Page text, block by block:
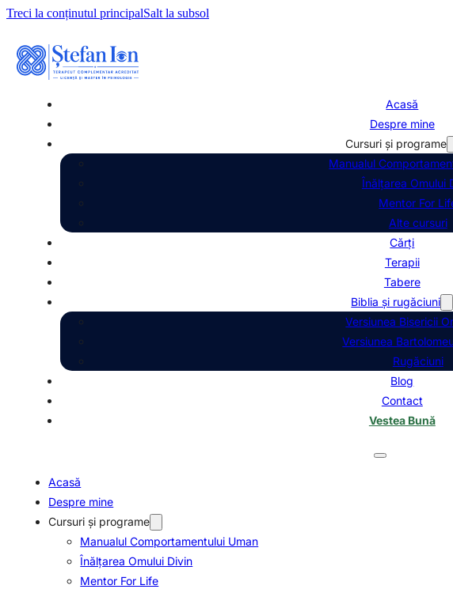
Treci la conținutul principalSalt la subsol
Acasă
Despre mine
Cursuri și programe
Manualul
Înălțarea Omului
Mentor For
Alte cursuri
Cărți
Terapii
Tabere
Biblia şi rugăciuni
Versiunea Bisericii
Versiunea
Rugăciuni
Blog
Contact
Vestea Bună
Acasă
Despre mine
Cursuri și programe
Manualul Comportamentului Uman
Înălțarea Omului Divin
Mentor For Life